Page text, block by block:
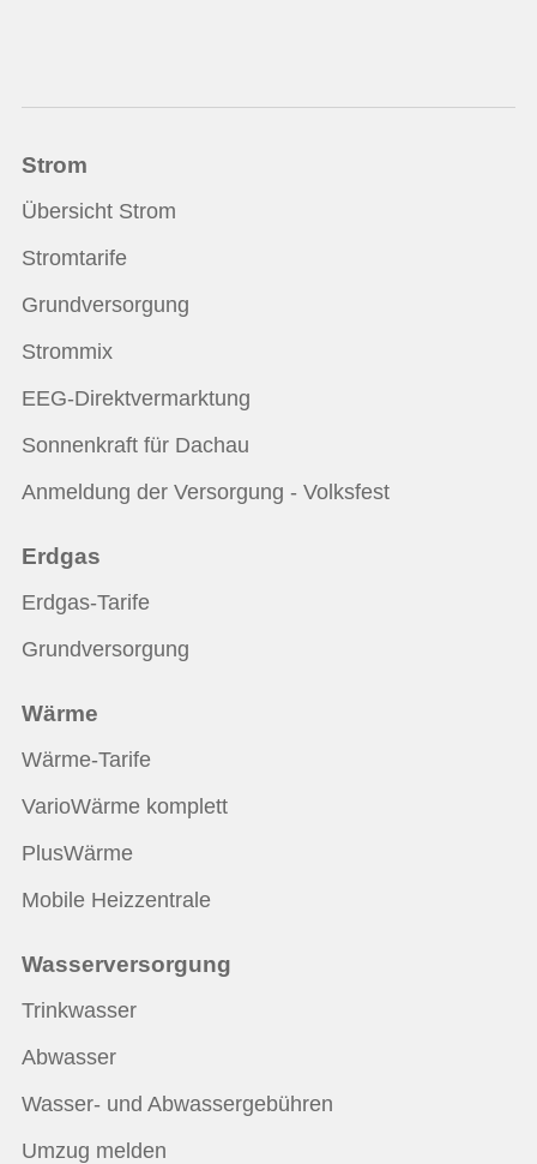
Strom
Übersicht Strom
Stromtarife
Grundversorgung
Strommix
EEG-Direktvermarktung
Sonnenkraft für Dachau
Anmeldung der Versorgung - Volksfest
Erdgas
Erdgas-Tarife
Grundversorgung
Wärme
Wärme-Tarife
VarioWärme komplett
PlusWärme
Mobile Heizzentrale
Wasserversorgung
Trinkwasser
Abwasser
Wasser- und Abwassergebühren
Umzug melden